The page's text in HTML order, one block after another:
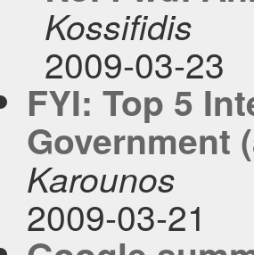
Kossifidis
2009-03-23
FYI: Top 5
Government
Karounos
2009-03-21